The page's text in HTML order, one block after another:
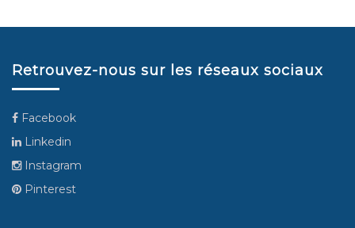
Retrouvez-nous sur les réseaux sociaux
Facebook
Linkedin
Instagram
Pinterest